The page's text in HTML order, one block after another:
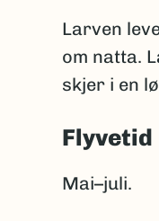
Larven
om natta.
skjer i en
Flyvetid
Mai–juli.